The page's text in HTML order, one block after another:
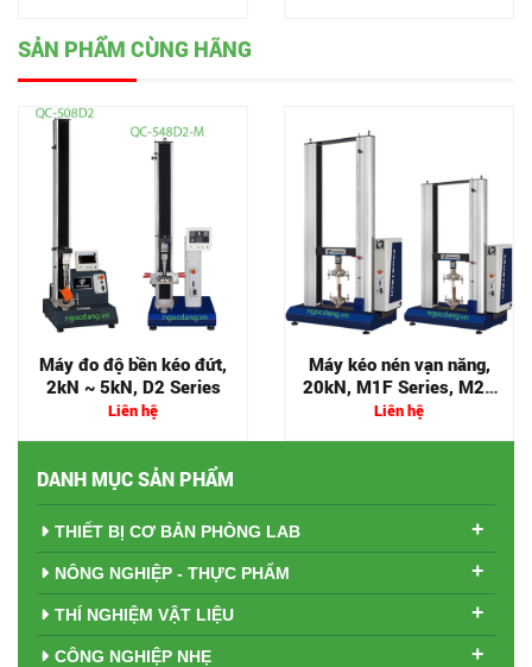
SẢN PHẨM CÙNG HÃNG
Máy đo độ bền kéo đứt,
2kN ~ 5kN, D2 Series
Liên hệ
Máy kéo nén vạn năng,
20kN, M1F Series, M2F
Series
Liên hệ
DANH MỤC SẢN PHẨM
THIẾT BỊ CƠ BẢN PHÒNG LAB +
NÔNG NGHIỆP - THỰC PHẨM +
THÍ NGHIỆM VẬT LIỆU +
CÔNG NGHIỆP NHẸ +